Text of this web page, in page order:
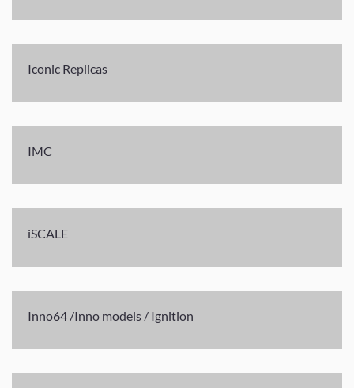
Iconic Replicas
IMC
iSCALE
Inno64 /Inno models / Ignition